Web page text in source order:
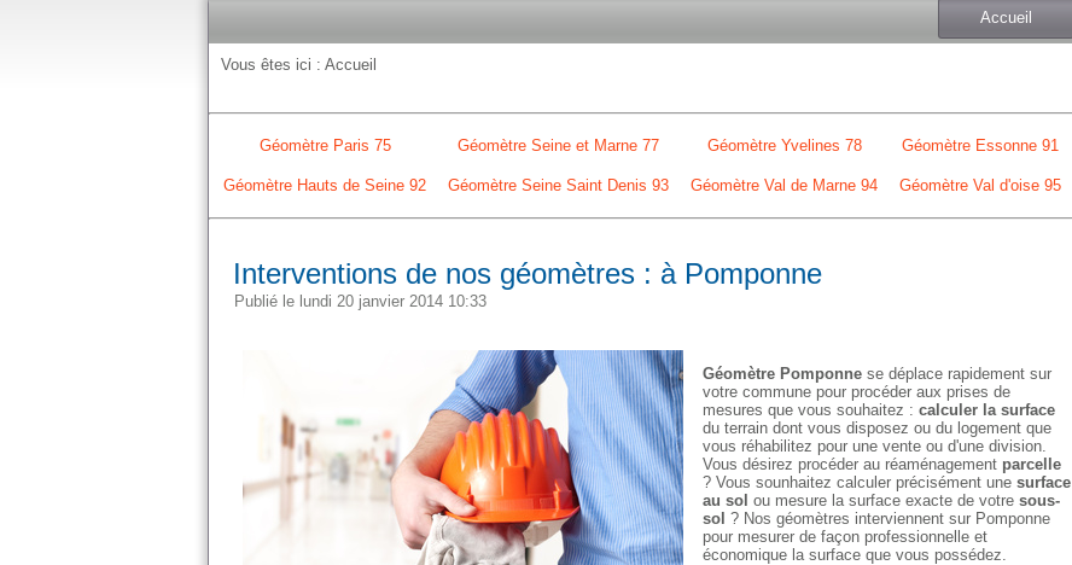
Accueil
Vous êtes ici : Accueil
Géomètre Paris 75 Géomètre Seine et Marne 77 Géomètre Yvelines 78 Géomètre Essonne 91
Géomètre Hauts de Seine 92 Géomètre Seine Saint Denis 93 Géomètre Val de Marne 94 Géomètre Val d'oise 95
Interventions de nos géomètres : à Pomponne
Publié le lundi 20 janvier 2014 10:33
Géomètre Pomponne se déplace rapidement sur
votre commune pour procéder aux prises de
mesures que vous souhaitez : calculer la surface
du terrain dont vous disposez ou du logement que
vous réhabilitez pour une vente ou d'une division.
Vous désirez procéder au réaménagement parcelle
? Vous sounhaitez calculer précisément une surface
au sol ou mesure la surface exacte de votre sous-
sol ? Nos géomètres interviennent sur Pomponne
pour mesurer de façon professionnelle et
économique la surface que vous possédez.